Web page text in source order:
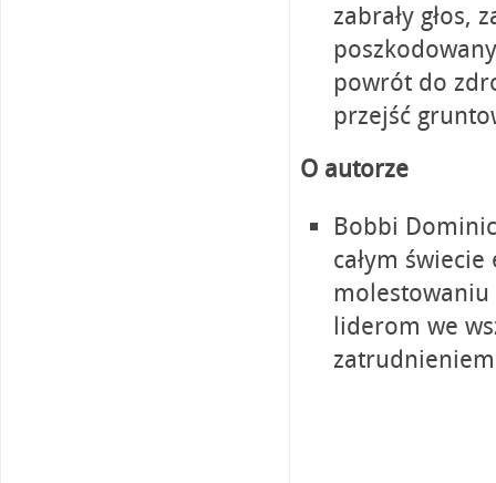
zabrały głos,
powrót do
przejść
O autorze
Bobbi
całym
molestowaniu
liderom we